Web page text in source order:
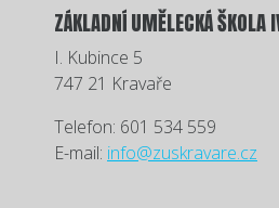
ZÁKLADNÍ UMĚLECKÁ ŠKOLA
I. Kubince 5
747 21 Kravaře
Telefon: 601 534 559
E-mail: info@zuskravare.cz